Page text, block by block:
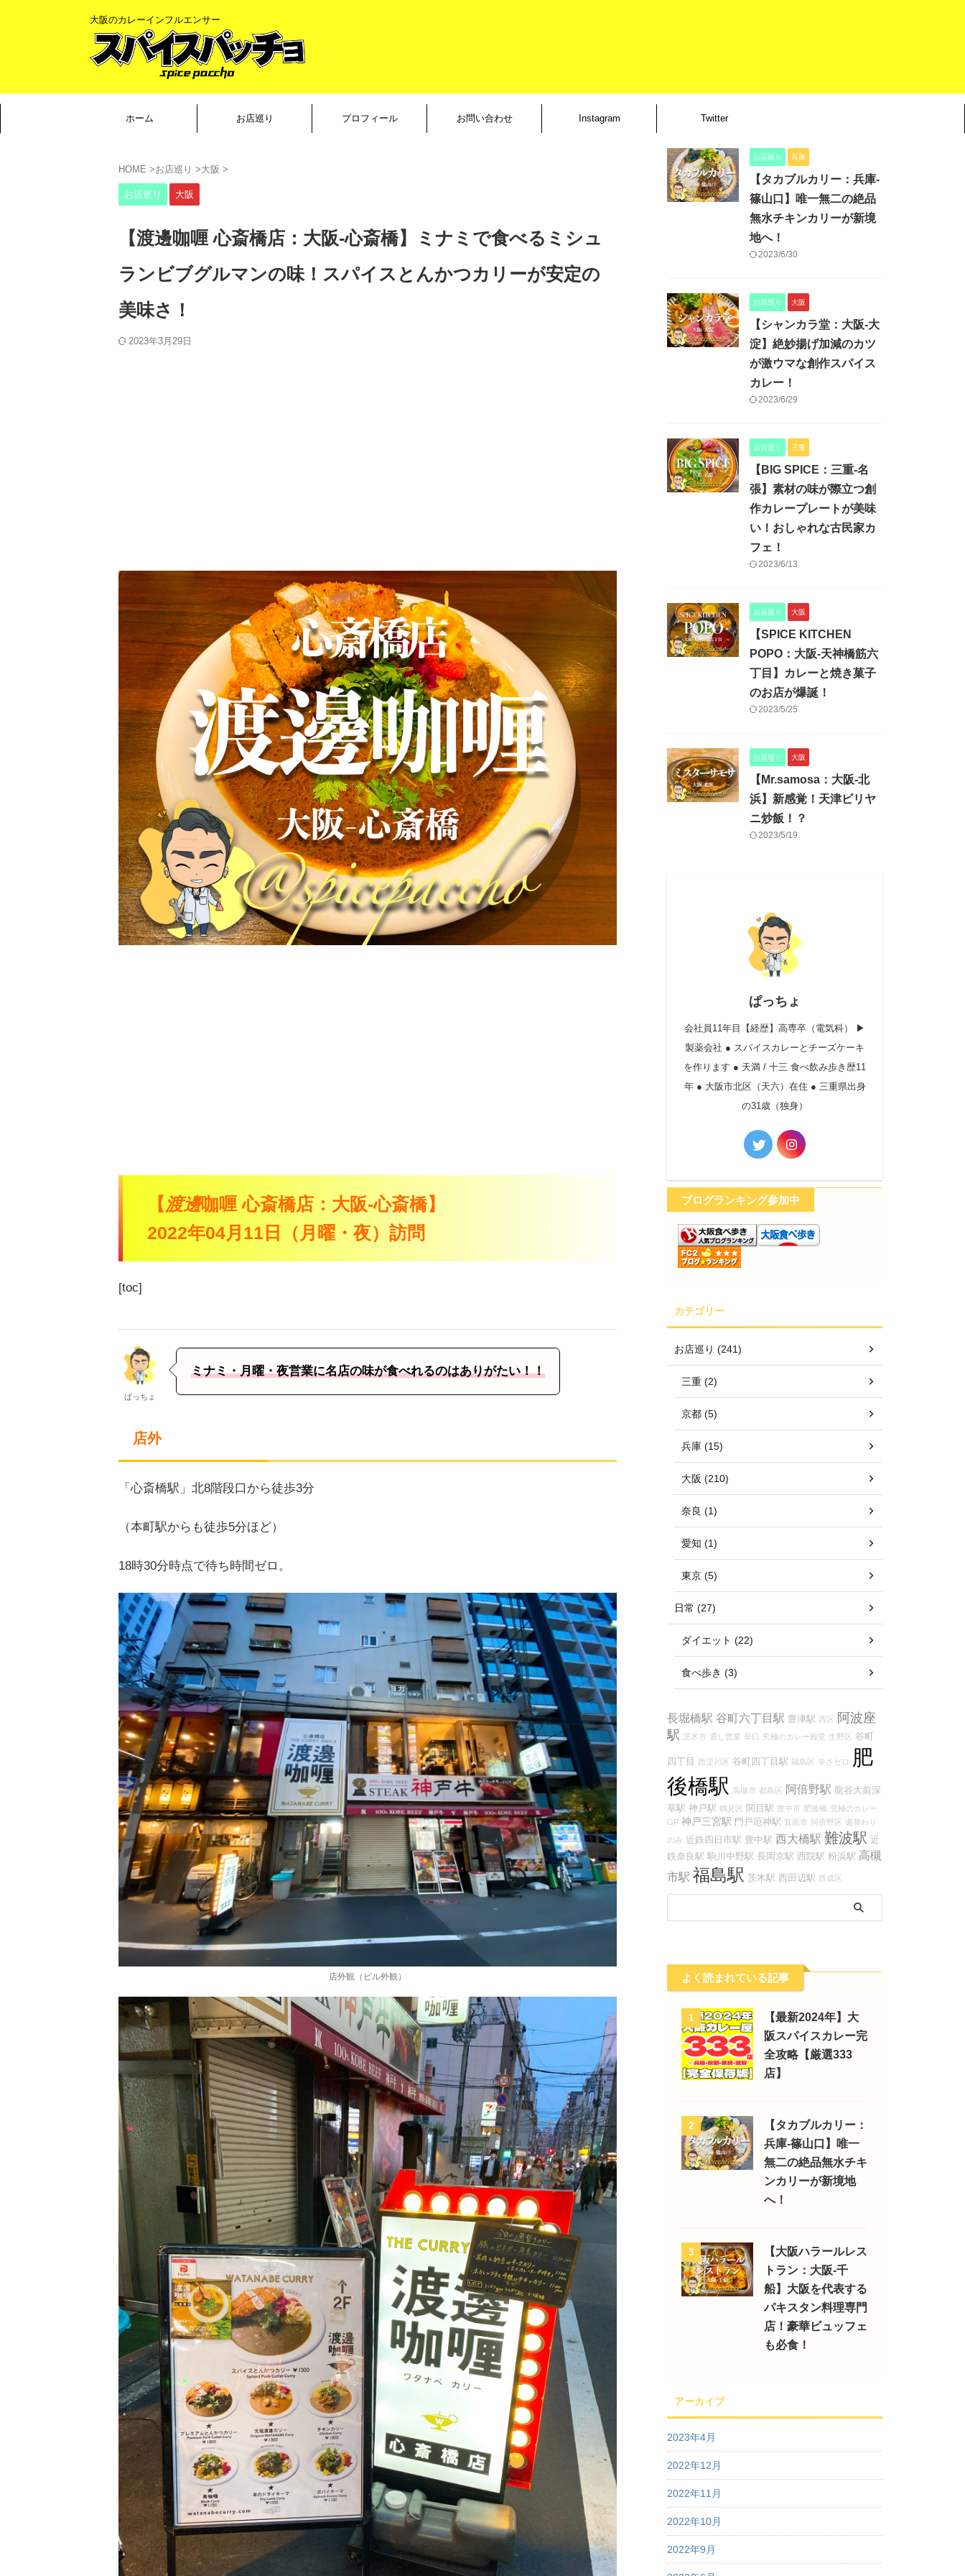
大阪のカレーインフルエンサー
ホーム お店巡り プロフィール お問い合わせ Instagram Twitter
HOME >お店巡り >大阪 >
お店巡り 大阪
【渡邊咖喱 心斎橋店：大阪-心斎橋】ミナミで食べるミシュ
ランビブグルマンの味！スパイスとんかつカリーが安定の
美味さ！
2023年3月29日
【渡邊咖喱 心斎橋店：大阪-心斎橋】
2022年04月11日（月曜・夜）訪問
[toc]
ぱっちょ
ミナミ・月曜・夜営業に名店の味が食べれるのはありがたい！！
店外
「心斎橋駅」北8階段口から徒歩3分
（本町駅からも徒歩5分ほど）
18時30分時点で待ち時間ゼロ。
店外観（ビル外観）
お店巡り 兵庫
【タカブルカリー：兵庫-
篠山口】唯一無二の絶品
無水チキンカリーが新境
地へ！
2023/6/30
お店巡り 大阪
【シャンカラ堂：大阪-大
淀】絶妙揚げ加減のカツ
が激ウマな創作スパイス
カレー！
2023/6/29
お店巡り 三重
【BIG SPICE：三重-名
張】素材の味が際立つ創
作カレープレートが美味
い！おしゃれな古民家カ
フェ！
2023/6/13
お店巡り 大阪
【SPICE KITCHEN
POPO：大阪-天神橋筋六
丁目】カレーと焼き菓子
のお店が爆誕！
2023/5/25
お店巡り 大阪
【Mr.samosa：大阪-北
浜】新感覚！天津ビリヤ
ニ炒飯！？
2023/5/19
ぱっちょ
会社員11年目【経歴】高専卒（電気科） ▶︎
製薬会社 ● スパイスカレーとチーズケーキ
を作ります ● 天満 / 十三 食べ飲み歩き歴11
年 ● 大阪市北区（天六）在住 ● 三重県出身
の31歳（独身）
ブログランキング参加中
カテゴリー
お店巡り (241)
三重 (2)
京都 (5)
兵庫 (15)
大阪 (210)
奈良 (1)
愛知 (1)
東京 (5)
日常 (27)
ダイエット (22)
食べ歩き (3)
長堀橋駅 谷町六丁目駅 豊津駅 西区
阿波座
駅 茨木市 通し営業 辛口 究極のカレー殿堂 生野区 谷町
四丁目 西淀川区 谷町四丁目駅 福島区 辛さゼロ
肥
後橋駅
高槻市 都島区 阿倍野駅 龍谷大前深
草駅 神戸駅 鶴見区 関目駅 豊中市 肥後橋 究極のカレー
GP 神戸三宮駅 門戸厄神駅 箕面市 阿倍野区 週替わり
のみ 近鉄四日市駅 豊中駅 西大橋駅 難波駅 近
鉄奈良駅 駒川中野駅 長岡京駅 西院駅 粉浜駅 高槻
市駅 福島駅 茨木駅 西田辺駅 西成区
よく読まれている記事
1
【最新2024年】大
阪スパイスカレー完
全攻略【厳選333
店】
2
【タカブルカリー：
兵庫-篠山口】唯一
無二の絶品無水チキ
ンカリーが新境地
へ！
3
【大阪ハラールレス
トラン：大阪-千
船】大阪を代表する
パキスタン料理専門
店！豪華ビュッフェ
も必食！
アーカイブ
2023年4月
2022年12月
2022年11月
2022年10月
2022年9月